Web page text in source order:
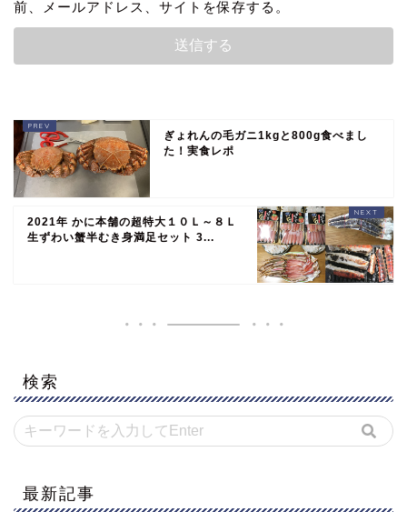
前、メールアドレス、サイトを保存する。
ぎょれんの毛ガニ1kgと800g食べまし
た！実食レポ
2021年 かに本舗の超特大１０Ｌ～８Ｌ
生ずわい蟹半むき身満足セット 3...
検索
最新記事